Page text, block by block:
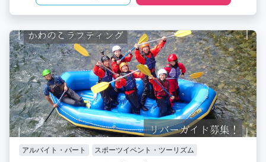
アルバイト・パート スポーツイベント・ツーリズム